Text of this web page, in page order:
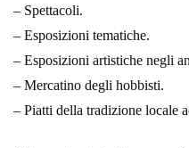
– Spettacoli.
– Esposizioni tematiche.
– Esposizioni artistiche negli
– Mercatino degli hobbisti.
– Piatti della tradizione locale